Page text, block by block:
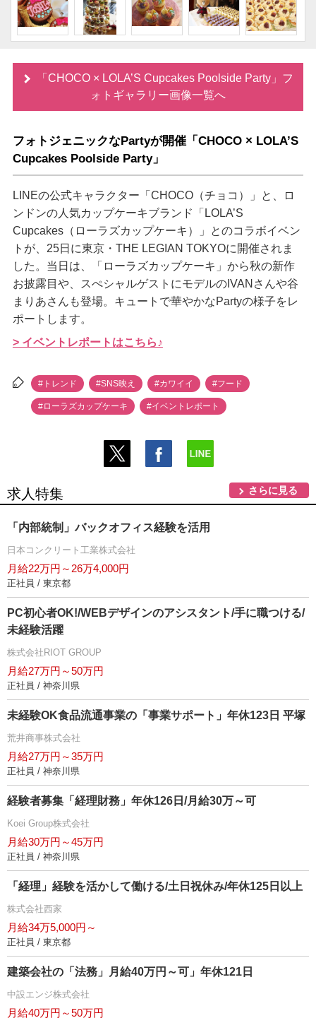
「CHOCO × LOLA’S Cupcakes Poolside Party」フ
ォトギャラリー画像一覧へ
フォトジェニックなPartyが開催「CHOCO × LOLA’S
Cupcakes Poolside Party」
LINEの公式キャラクター「CHOCO（チョコ）」と、ロ
ンドンの人気カップケーキブランド「LOLA’S
Cupcakes（ローラズカップケーキ）」とのコラボイベン
トが、25日に東京・THE LEGIAN TOKYOに開催されま
した。当日は、「ローラズカップケーキ」から秋の新作
お披露目や、スぺシャルゲストにモデルのIVANさんや谷
まりあさんも登場。キュートで華やかなPartyの様子をレ
ポートします。
> イベントレポートはこちら♪
#トレンド #SNS映え #カワイイ #フード
#ローラズカップケーキ #イベントレポート
求人特集 さらに見る
「内部統制」バックオフィス経験を活用
日本コンクリート工業株式会社
月給22万円～26万4,000円
正社員 / 東京都
PC初心者OK!/WEBデザインのアシスタント/手に職つける/
未経験活躍
株式会社RIOT GROUP
月給27万円～50万円
正社員 / 神奈川県
未経験OK食品流通事業の「事業サポート」年休123日 平塚
荒井商事株式会社
月給27万円～35万円
正社員 / 神奈川県
経験者募集「経理財務」年休126日/月給30万～可
Koei Group株式会社
月給30万円～45万円
正社員 / 神奈川県
「経理」経験を活かして働ける/土日祝休み/年休125日以上
株式会社西家
月給34万5,000円～
正社員 / 東京都
建築会社の「法務」月給40万円～可」年休121日
中設エンジ株式会社
月給40万円～50万円